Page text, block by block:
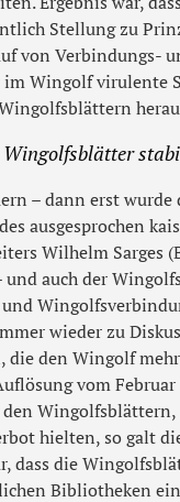
Stellung zu
von Verbindungs-
im Wingolf virulente
– dann erst
ausgesprochen
Wilhelm Sarges
auch der
wieder zu
die den Wingolf
vom
hielten, so galt
dass die
Bibliotheken